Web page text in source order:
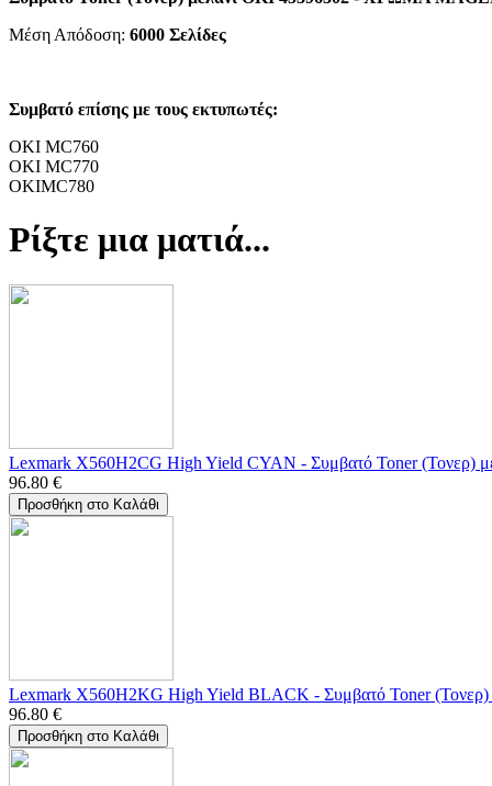
Μέση Απόδοση: 6000 Σελίδες
Συμβατό επίσης με τους εκτυπωτές:
OKI MC760
OKI MC770
OKIMC780
Ρίξτε μια ματιά...
Lexmark X560H2CG High Yield CYAN - Συμβατό Toner (Τονερ)
96.80 €
Προσθήκη στο Καλάθι
Lexmark X560H2KG High Yield BLACK - Συμβατό Toner (Τονερ)
96.80 €
Προσθήκη στο Καλάθι